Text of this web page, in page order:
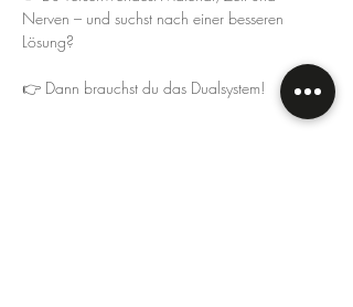
Nerven – und suchst nach einer besseren
Lösung?
👉 Dann brauchst du das Dualsystem!